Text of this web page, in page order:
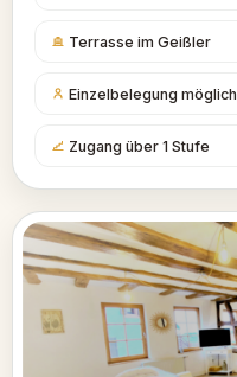
Terrasse im Geißler
Einzelbelegung möglich
Zugang über 1 Stufe